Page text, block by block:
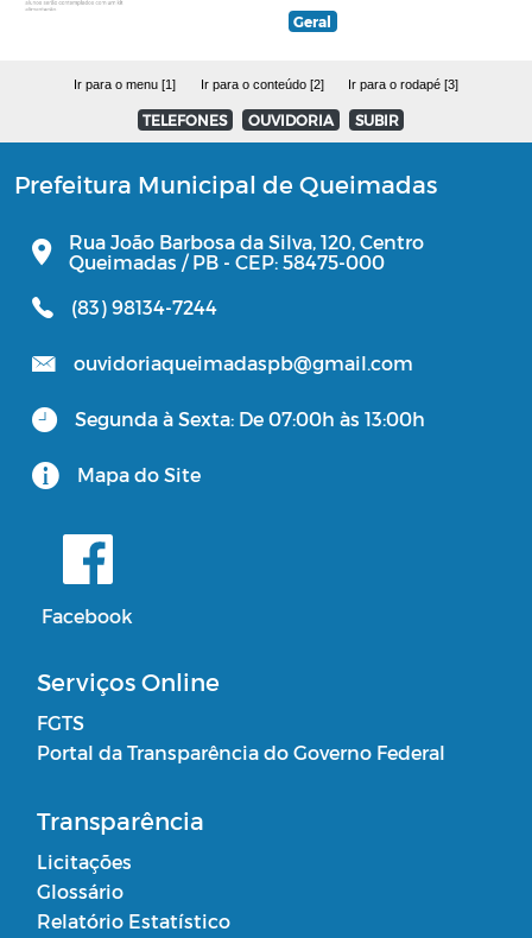
Geral
Ir para o menu [1] Ir para o conteúdo [2] Ir para o rodapé [3]
TELEFONES OUVIDORIA SUBIR
Prefeitura Municipal de Queimadas
Rua João Barbosa da Silva, 120, Centro
Queimadas / PB - CEP: 58475-000
(83) 98134-7244
ouvidoriaqueimadaspb@gmail.com
Segunda à Sexta: De 07:00h às 13:00h
Mapa do Site
Facebook
Serviços Online
FGTS
Portal da Transparência do Governo Federal
Transparência
Licitações
Glossário
Relatório Estatístico